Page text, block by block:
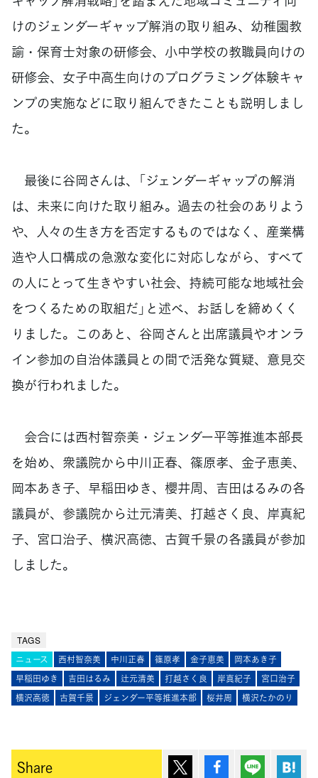
けのジェンダーギャップ解消の取り組み、幼稚園教
諭・保育士対象の研修会、小中学校の教職員向けの
研修会、女子中高生向けのプログラミング体験キャ
ンプの実施などに取り組んできたことも説明しまし
た。
最後に谷岡さんは、「ジェンダーギャップの解消
は、未来に向けた取り組み。過去の社会のありよう
や、人々の生き方を否定するものではなく、産業構
造や人口構成の急激な変化に対応しながら、すべて
の人にとって生きやすい社会、持続可能な地域社会
をつくるための取組だ」と述べ、お話しを締めくく
りました。このあと、谷岡さんと出席議員やオンラ
イン参加の自治体議員との間で活発な質疑、意見交
換が行われました。
会合には西村智奈美・ジェンダー平等推進本部長
を始め、衆議院から中川正春、篠原孝、金子恵美、
岡本あき子、早稲田ゆき、櫻井周、吉田はるみの各
議員が、参議院から辻元清美、打越さく良、岸真紀
子、宮口治子、横沢高徳、古賀千景の各議員が参加
しました。
TAGS
ニュース 西村智奈美 中川正春 篠原孝 金子恵美
岡本あき子
早稲田ゆき
吉田はるみ 辻元清美 打越さく良 岸真紀子
宮口治子
横沢高徳
古賀千景 ジェンダー平等推進本部 桜井周 横沢たかのり
Share ポスト シェア Lineで送